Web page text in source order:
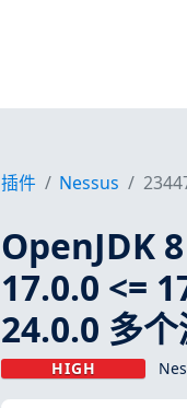
插件 Nessus
OpenJDK
17.0.0 <=
24.0.0 多个
HIGH